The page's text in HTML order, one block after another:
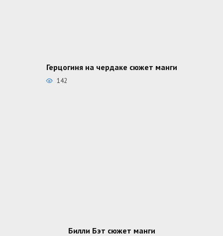
Герцогиня на чердаке сюжет манги
142
Билли Бэт сюжет манги